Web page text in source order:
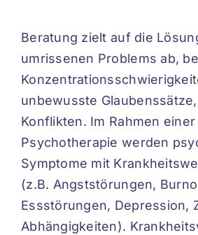
Beratung zielt auf die
umrissenen Problems ab,
unbewusste
Konflikten. Im Rahmen einer
Psychotherapie werden
Symptome mit
(z.B. Angststörungen,
Essstörungen, Depression,
Abhängigkeiten).